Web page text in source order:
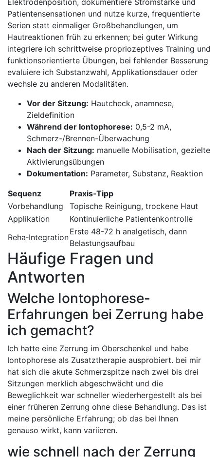
Elektrodenposition, dokumentiere Stromstärke und
⁣Patientensensationen und nutze kurze, ⁤frequentierte‌
Serien⁢ statt einmaliger ​Großbehandlungen, ⁤um‌
Hautreaktionen früh zu erkennen; bei guter Wirkung
integriere ich⁢ schrittweise ⁤propriozeptives Training und
funktionsorientierte Übungen, bei fehlender Besserung
evaluiere ich‍ Substanzwahl,⁣ Applikationsdauer⁤ oder
wechsle zu ‍anderen ‌Modalitäten.
Vor⁣ der Sitzung: Hautcheck, anamnese,
Zieldefinition
Während der Iontophorese: 0,5-2 mA,
Schmerz-/Brennen-Überwachung
Nach der ⁣Sitzung: manuelle Mobilisation, gezielte
Aktivierungsübungen
Dokumentation: Parameter, Substanz, Reaktion
Sequenz
Praxis‑Tipp
Vorbehandlung
Topische ⁣Reinigung, trockene Haut
Applikation
Kontinuierliche ⁣Patientenkontrolle
Reha‑Integration
Erste 48-72 h ​analgetisch, dann
Belastungsaufbau
Häufige Fragen und
Antworten
Welche Iontophorese-
Erfahrungen⁤ bei ⁣Zerrung habe
ich gemacht?
Ich hatte eine Zerrung im‌ Oberschenkel und habe⁣
Iontophorese als ⁢Zusatztherapie ausprobiert. bei mir
hat​ sich‌ die akute Schmerzspitze ​nach zwei ⁤bis⁣ drei
Sitzungen ⁤merklich abgeschwächt und die ​
Beweglichkeit war schneller wiederhergestellt ⁣als⁣ bei
einer ‌früheren Zerrung⁤ ohne​ diese ⁤Behandlung. Das ist
meine persönliche Erfahrung; ob das bei Ihnen
genauso wirkt, kann variieren.
wie schnell nach ⁢der ⁤Zerrung